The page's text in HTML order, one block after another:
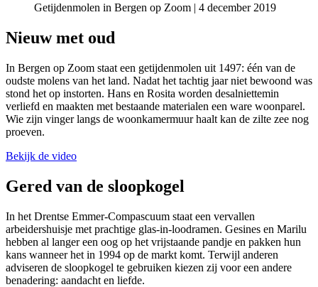
Getijdenmolen in Bergen op Zoom | 4 december 2019
Nieuw met oud
In Bergen op Zoom staat een getijdenmolen uit 1497: één van de
oudste molens van het land. Nadat het tachtig jaar niet bewoond was
stond het op instorten. Hans en Rosita worden desalniettemin
verliefd en maakten met bestaande materialen een ware woonparel.
Wie zijn vinger langs de woonkamermuur haalt kan de zilte zee nog
proeven.
Bekijk de video
Gered van de sloopkogel
In het Drentse Emmer-Compascuum staat een vervallen
arbeidershuisje met prachtige glas-in-loodramen. Gesines en Marilu
hebben al langer een oog op het vrijstaande pandje en pakken hun
kans wanneer het in 1994 op de markt komt. Terwijl anderen
adviseren de sloopkogel te gebruiken kiezen zij voor een andere
benadering: aandacht en liefde.